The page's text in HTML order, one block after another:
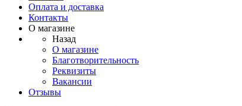
Оплата и доставка
Контакты
О магазине
Назад
О магазине
Благотворительность
Реквизиты
Вакансии
Отзывы